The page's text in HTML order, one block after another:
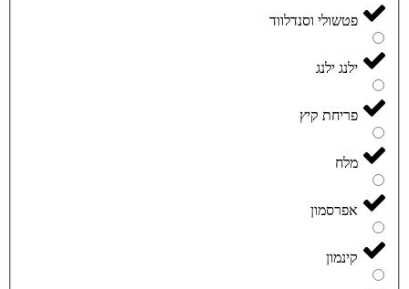
פטשולי וסנדלווד
ילנג ילנג
פריחת קיץ
מלח
אפרסמון
קינמון